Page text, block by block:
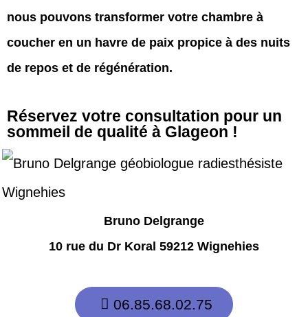
nous pouvons transformer votre chambre à
coucher en un havre de paix propice à des nuits
de repos et de régénération.
Réservez votre consultation pour un
sommeil de qualité à Glageon !
Bruno Delgrange
10 rue du Dr Koral 59212 Wignehies
06.85.68.02.75